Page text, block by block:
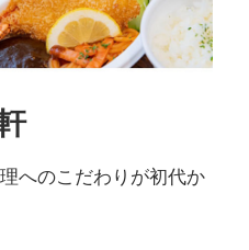
へのこだわりが初代か